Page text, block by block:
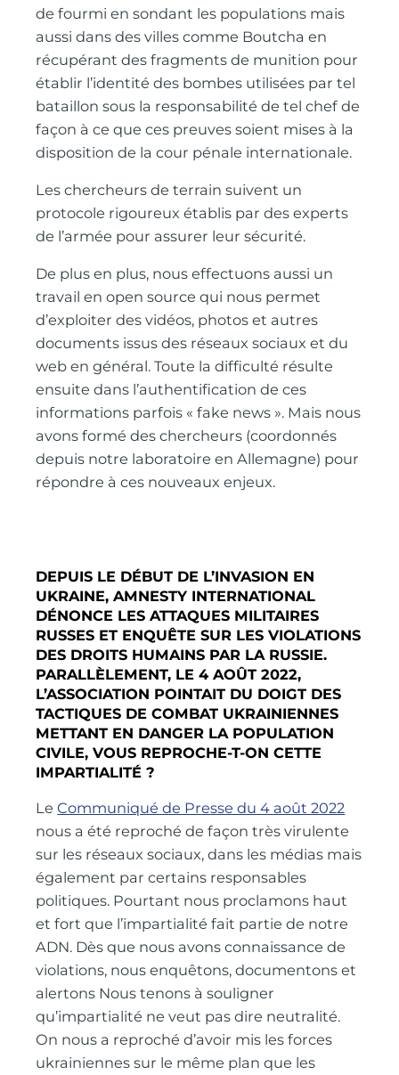
de fourmi en sondant les populations mais
aussi dans des villes comme Boutcha en
récupérant des fragments de munition pour
établir l’identité des bombes utilisées par tel
bataillon sous la responsabilité de tel chef de
façon à ce que ces preuves soient mises à la
disposition de la cour pénale internationale.
Les chercheurs de terrain suivent un
protocole rigoureux établis par des experts
de l’armée pour assurer leur sécurité.
De plus en plus, nous effectuons aussi un
travail en open source qui nous permet
d’exploiter des vidéos, photos et autres
documents issus des réseaux sociaux et du
web en général. Toute la difficulté résulte
ensuite dans l’authentification de ces
informations parfois « fake news ». Mais nous
avons formé des chercheurs (coordonnés
depuis notre laboratoire en Allemagne) pour
répondre à ces nouveaux enjeux.
DEPUIS LE DÉBUT DE L’INVASION EN
UKRAINE, AMNESTY INTERNATIONAL
DÉNONCE LES ATTAQUES MILITAIRES
RUSSES ET ENQUÊTE SUR LES VIOLATIONS
DES DROITS HUMAINS PAR LA RUSSIE.
PARALLÈLEMENT, LE 4 AOÛT 2022,
L’ASSOCIATION POINTAIT DU DOIGT DES
TACTIQUES DE COMBAT UKRAINIENNES
METTANT EN DANGER LA POPULATION
CIVILE, VOUS REPROCHE-T-ON CETTE
IMPARTIALITÉ ?
LeCommuniqué de Presse du 4 août 2022
nous a été reproché de façon très virulente
sur les réseaux sociaux, dans les médias mais
également par certains responsables
politiques. Pourtant nous proclamons haut
et fort que l’impartialité fait partie de notre
ADN. Dès que nous avons connaissance de
violations, nous enquêtons, documentons et
alertons Nous tenons à souligner
qu’impartialité ne veut pas dire neutralité.
On nous a reproché d’avoir mis les forces
ukrainiennes sur le même plan que les